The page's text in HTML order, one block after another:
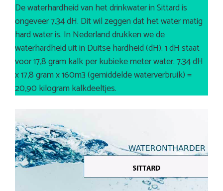
De waterhardheid van het drinkwater in Sittard is
ongeveer 7.34 dH. Dit wil zeggen dat het water matig
hard water is. In Nederland drukken we de
waterhardheid uit in Duitse hardheid (dH). 1 dH staat
voor 17,8 gram kalk per kubieke meter water. 7.34 dH
x 17,8 gram x 160m3 (gemiddelde waterverbruik) =
20,90 kilogram kalkdeeltjes.